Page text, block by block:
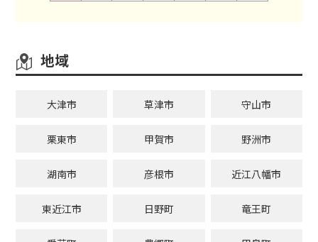
地域
大津市 草津市 守山市
栗東市 甲賀市 野洲市
湖南市 彦根市 近江八幡市
東近江市 日野町 竜王町